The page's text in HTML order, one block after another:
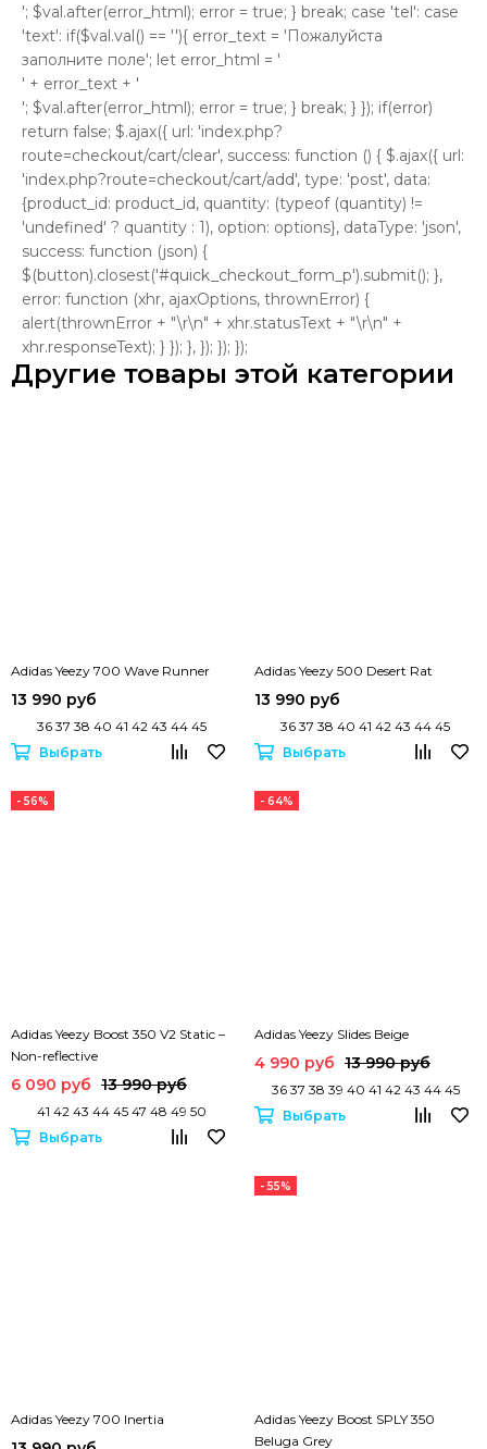
'; $val.after(error_html); error = true; } break; case 'tel': case
'text': if($val.val() == ''){ error_text = 'Пожалуйста
заполните поле'; let error_html = '
' + error_text + '
'; $val.after(error_html); error = true; } break; } }); if(error)
return false; $.ajax({ url: 'index.php?
route=checkout/cart/clear', success: function () { $.ajax({ url:
'index.php?route=checkout/cart/add', type: 'post', data:
{product_id: product_id, quantity: (typeof (quantity) !=
'undefined' ? quantity : 1), option: options}, dataType: 'json',
success: function (json) {
$(button).closest('#quick_checkout_form_p').submit(); },
error: function (xhr, ajaxOptions, thrownError) {
alert(thrownError + "\r\n" + xhr.statusText + "\r\n" +
xhr.responseText); } }); }, }); }); });
Другие товары этой категории
Adidas Yeezy 700 Wave Runner
13 990 руб
36 37 38 40 41 42 43 44 45
Выбрать
Adidas Yeezy 500 Desert Rat
13 990 руб
36 37 38 40 41 42 43 44 45
Выбрать
- 56%
Adidas Yeezy Boost 350 V2 Static –
Non-reflective
6 090 руб 13 990 руб
41 42 43 44 45 47 48 49 50
Выбрать
- 64%
Adidas Yeezy Slides Beige
4 990 руб 13 990 руб
36 37 38 39 40 41 42 43 44 45
Выбрать
Adidas Yeezy 700 Inertia
- 55%
Adidas Yeezy Boost SPLY 350
Beluga Grey